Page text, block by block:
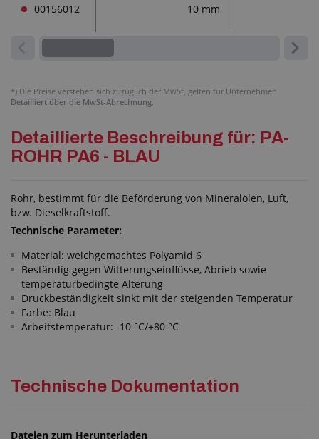
00156012 10 mm
*) Die Preise verstehen sich zuzüglich der MwSt, gelten für Unternehmen.
Detailliert über die MwSt-Abrechnung.
Detaillierte Beschreibung für: PA-
ROHR PA6 - BLAU
Rohr, bestimmt für die Beförderung von Mineralölen, Luft,
bzw. Dieselkraftstoff.
Technische Parameter:
Material: weichgemachtes Polyamid 6
Beständig gegen Witterungseinflüsse, Abrieb sowie
temperaturbedingte Alterung
Druckbeständigkeit sinkt mit der steigenden Temperatur
Farbe: Blau
Arbeitstemperatur: -10 °C/+80 °C
Technische Dokumentation
Dateien zum Herunterladen